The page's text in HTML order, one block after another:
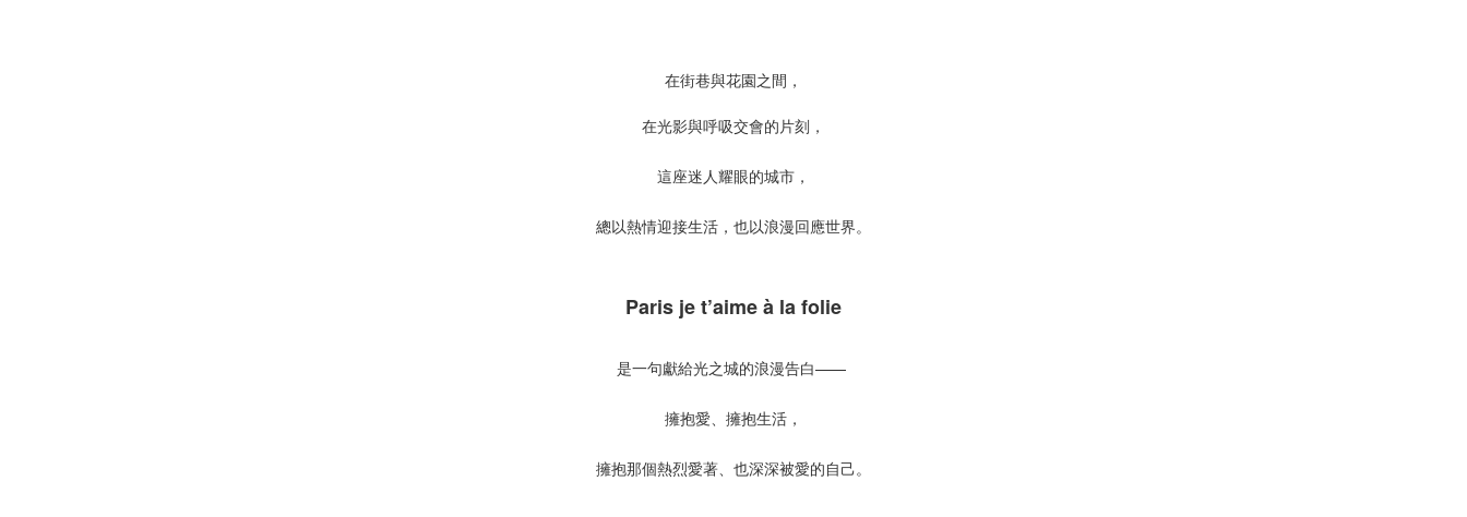
在街巷與花園之間，
在光影與呼吸交會的片刻，
這座迷人耀眼的城市，
總以熱情迎接生活，也以浪漫回應世界。
Paris je t’aime à la folie
是一句獻給光之城的浪漫告白——
擁抱愛、擁抱生活，
擁抱那個熱烈愛著、也深深被愛的自己。